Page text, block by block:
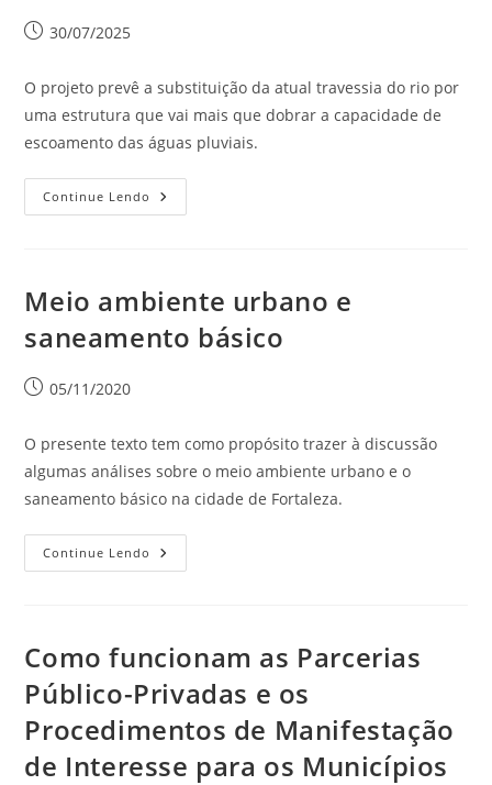
30/07/2025
O projeto prevê a substituição da atual travessia do rio por
uma estrutura que vai mais que dobrar a capacidade de
escoamento das águas pluviais.
Continue Lendo
Meio ambiente urbano e
saneamento básico
05/11/2020
O presente texto tem como propósito trazer à discussão
algumas análises sobre o meio ambiente urbano e o
saneamento básico na cidade de Fortaleza.
Continue Lendo
Como funcionam as Parcerias
Público-Privadas e os
Procedimentos de Manifestação
de Interesse para os Municípios